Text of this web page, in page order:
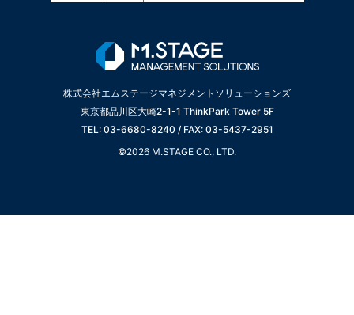
株式会社エムステージマネジメントソリューションズ
東京都品川区大崎2-1-1 ThinkPark Tower 5F
TEL: 03-6680-8240 / FAX: 03-5437-2951
©2026 M.STAGE CO., LTD.